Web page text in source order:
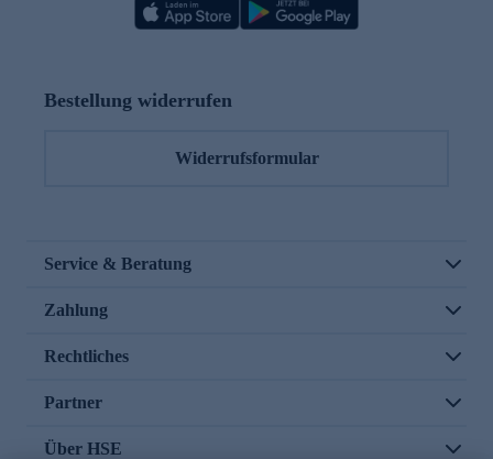
Bestellung widerrufen
Widerrufsformular
Service & Beratung
Zahlung
Rechtliches
Partner
Über HSE